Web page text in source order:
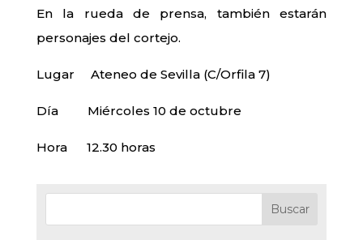
En la rueda de prensa, también estarán
personajes del cortejo.
Lugar Ateneo de Sevilla (C/Orfila 7)
Día Miércoles 10 de octubre
Hora 12.30 horas
Buscar